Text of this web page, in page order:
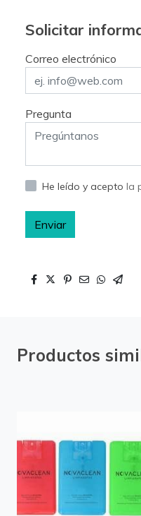
Solicitar
Correo electrónico
Pregunta
He leído y acepto la
Enviar
Productos